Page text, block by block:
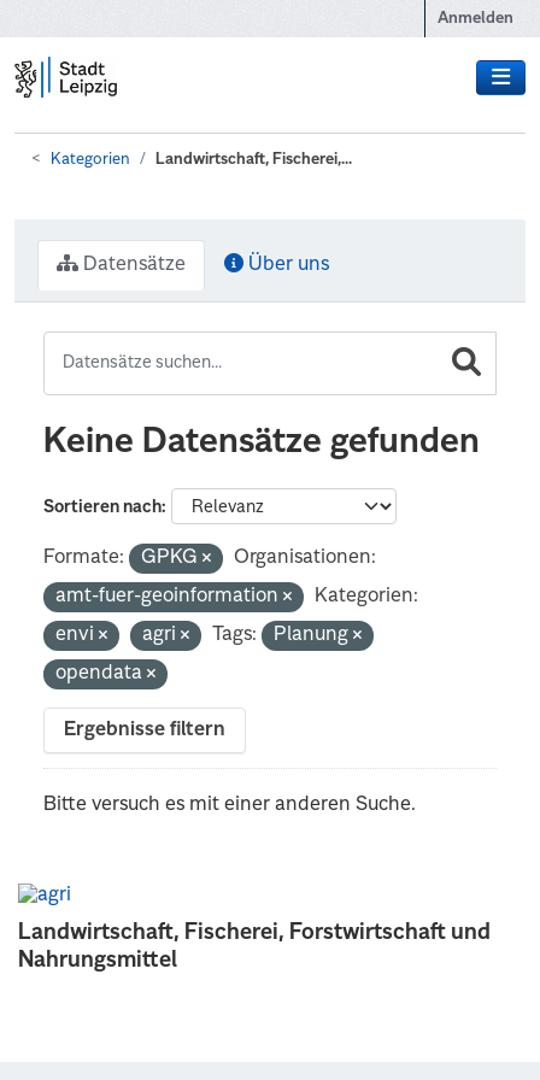
Anmelden
Kategorien Landwirtschaft, Fischerei,...
Landwirtschaft, Fischerei, Forstwirtschaft und
Nahrungsmittel
Datensätze Über uns
Keine Datensätze gefunden
Sortieren nach
Formate: GPKG
Organisationen:
amt-fuer-geoinformation
Kategorien:
envi
agri Tags:
Planung
opendata
Ergebnisse filtern
Bitte versuch es mit einer anderen Suche.